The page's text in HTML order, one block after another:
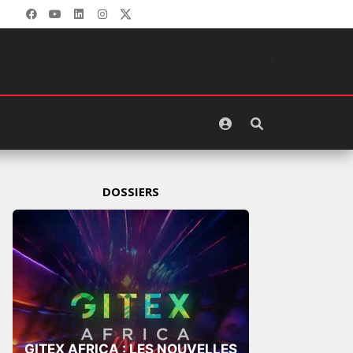
DOSSIERS
GITEX AFRICA : LES NOUVELLES